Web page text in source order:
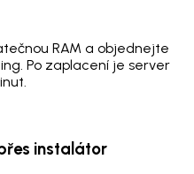
RAM a objednejte
Po zaplacení je server
instalátor